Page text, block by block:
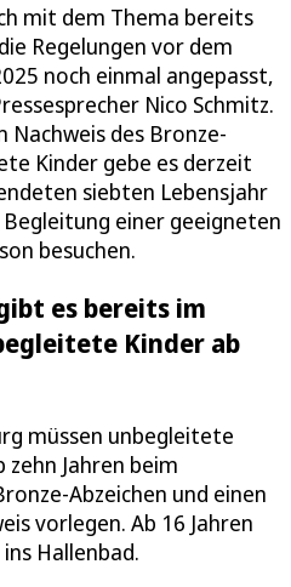
mit dem Thema bereits
Regelungen vor dem
noch einmal angepasst,
Nico Schmitz.
Nachweis des Bronze-
Kinder gebe es derzeit
siebten Lebensjahr
einer geeigneten
besuchen.
es bereits im
Kinder ab
müssen unbegleitete
zehn Jahren beim
Abzeichen und einen
vorlegen. Ab 16 Jahren
Hallenbad.